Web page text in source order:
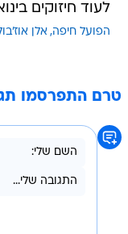
לעוד חיזוקים
הפועל חיפה אלן
טרם התפרסמו